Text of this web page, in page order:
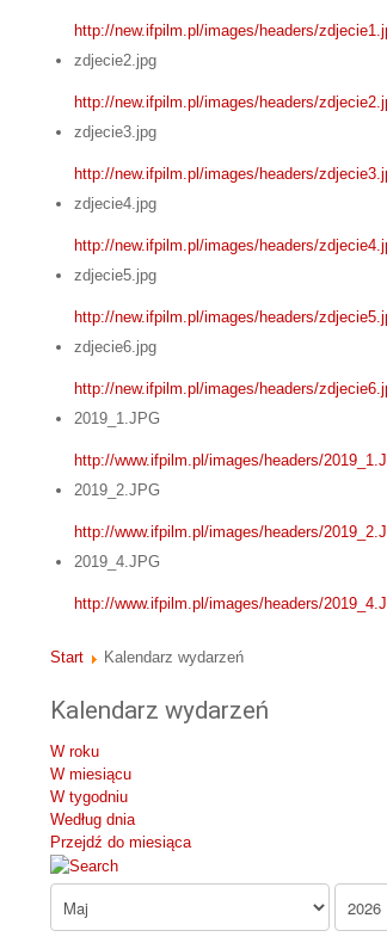
http://new.ifpilm.pl/images/headers/
zdjecie2.jpg
http://new.ifpilm.pl/images/headers/
zdjecie3.jpg
http://new.ifpilm.pl/images/headers/
zdjecie4.jpg
http://new.ifpilm.pl/images/headers/
zdjecie5.jpg
http://new.ifpilm.pl/images/headers/
zdjecie6.jpg
http://new.ifpilm.pl/images/headers/
2019_1.JPG
http://www.ifpilm.pl/images/headers/
2019_2.JPG
http://www.ifpilm.pl/images/headers/
2019_4.JPG
http://www.ifpilm.pl/images/headers/
Start Kalendarz wydarzeń
Kalendarz wydarzeń
W roku
W miesiącu
W tygodniu
Według dnia
Przejdź do miesiąca